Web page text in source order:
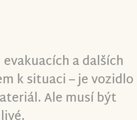
a dalších
k situaci – je vozidlo
Ale musí být